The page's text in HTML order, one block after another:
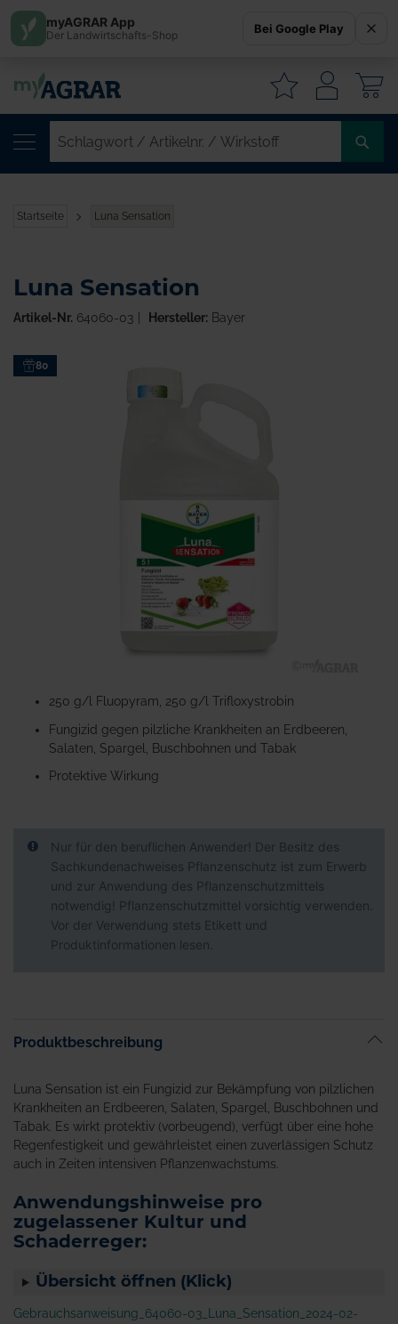
Startseite Luna Sensation
Zum80
Anfang
Bildgalerie
springen
Luna Sensation
Artikel-Nr. 64060-03 Hersteller:Bayer
250 g/l Fluopyram, 250 g/l Trifloxystrobin
Fungizid gegen pilzliche Krankheiten an Erdbeeren,
Salaten, Spargel, Buschbohnen und Tabak
Protektive Wirkung
Nur für den beruflichen Anwender! Der Besitz des
Sachkundenachweises Pflanzenschutz ist zum Erwerb
und zur Anwendung des Pflanzenschutzmittels
notwendig! Pflanzenschutzmittel vorsichtig verwenden.
Vor der Verwendung stets Etikett und
Produktinformationen lesen.
Produktbeschreibung
Luna Sensation ist ein Fungizid zur Bekämpfung von pilzlichen
Krankheiten an Erdbeeren, Salaten, Spargel, Buschbohnen und
Tabak. Es wirkt protektiv (vorbeugend), verfügt über eine hohe
Regenfestigkeit und gewährleistet einen zuverlässigen Schutz
auch in Zeiten intensiven Pflanzenwachstums.
Anwendungshinweise pro
zugelassener Kultur und
Schaderreger:
Übersicht öffnen (Klick)
Gebrauchsanweisung_64060-03_Luna_Sensation_2024-02-
myAGRAR App
Der Landwirtschafts-Shop Bei Google Play